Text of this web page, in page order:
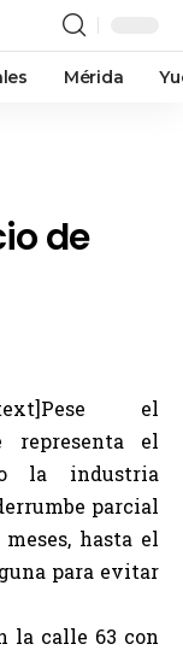
Mérida
de
el
representa el
la industria
parcial
hasta el
para evitar
la calle 63 con